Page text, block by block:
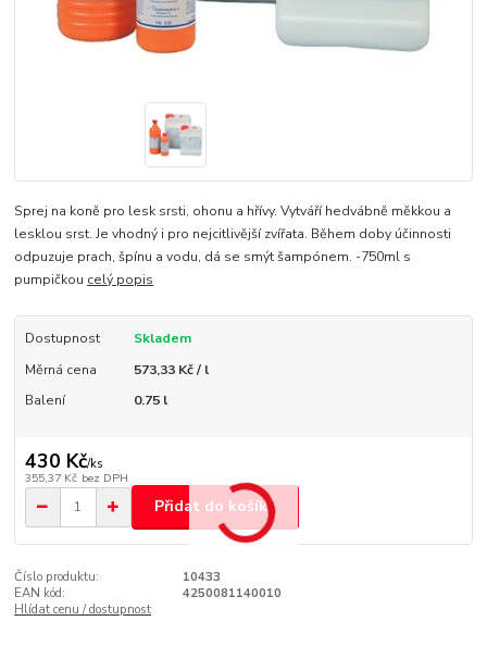
Sprej na koně pro lesk srsti, ohonu a hřívy. Vytváří hedvábně měkkou a
lesklou srst. Je vhodný i pro nejcitlivější zvířata. Během doby účinnosti
odpuzuje prach, špínu a vodu, dá se smýt šampónem. -750ml s
pumpičkou celý popis
Dostupnost
Skladem
Měrná cena
573,33 Kč / l
Balení
0.75 l
430 Kč/ks
355,37 Kč bez DPH
Přidat do košíku
Číslo produktu:
10433
EAN kód:
4250081140010
Hlídat cenu / dostupnost